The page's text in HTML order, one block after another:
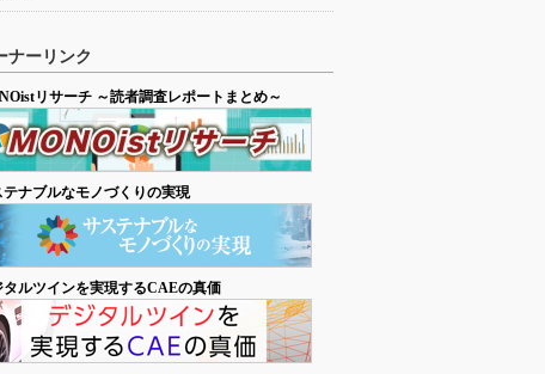
ナーリンク
リサーチ ～読者調査レポートまとめ～
テナブルなモノづくりの実現
タルツインを実現するCAEの真価